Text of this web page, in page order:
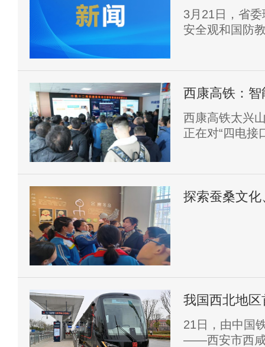
国家安全观
持
3月21日，省
安全观和国防
西康高铁：
西康高铁太兴
正在对“四电接
探索蚕桑文
我国西北地
21日，由中国
——西安市西咸